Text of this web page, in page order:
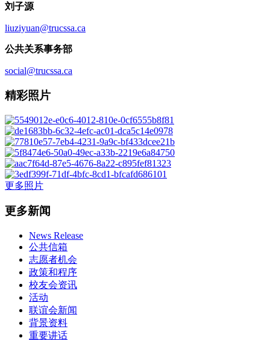
刘子源
liuziyuan@trucssa.ca
公共关系事务部
social@trucssa.ca
精彩照片
更多照片
更多新闻
News Release
公共信箱
志愿者机会
政策和程序
校友会资讯
活动
联谊会新闻
背景资料
重要讲话